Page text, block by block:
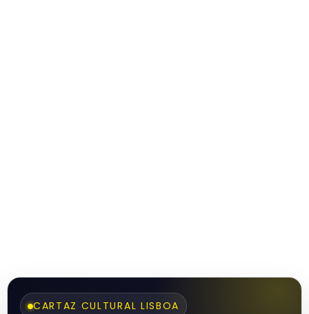
CARTAZ CULTURAL LISBOA